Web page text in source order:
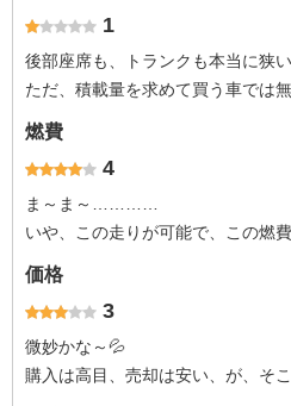
1
後部座席も、トランクも本当に狭
ただ、積載量を求めて買う車では
燃費
4
ま～ま～…………
いや、この走りが可能で、この燃
価格
3
微妙かな～💦
購入は高目、売却は安い、が、そ